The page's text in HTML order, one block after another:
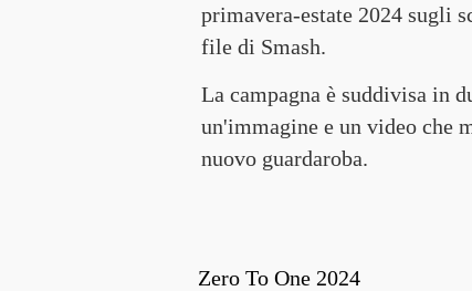
primavera-estate 2024 sugli
file di Smash.
La campagna è suddivisa in
un'immagine e un video che
nuovo guardaroba.
Zero To One 2024